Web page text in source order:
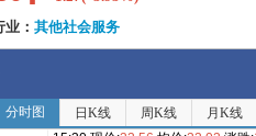
： 其他社会服务